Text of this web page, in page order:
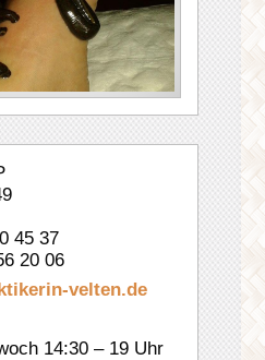
45 37
20 06
velten.de
14:30 – 19 Uhr